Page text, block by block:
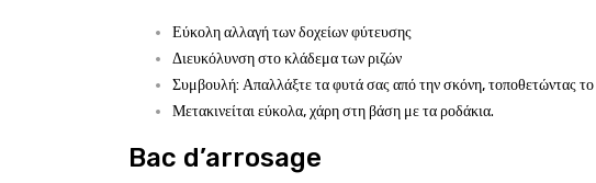
Εύκολη αλλαγή των δοχείων φύτευσης
Διευκόλυνση στο κλάδεμα των ριζών
Συμβουλή: Απαλλάξτε τα φυτά σας από την σκόνη, τοποθετώντας
Μετακινείται εύκολα, χάρη στη βάση με τα ροδάκια.
Bac d’arrosage